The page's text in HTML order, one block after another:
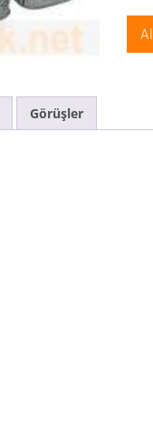
Tip
3
V.
Görüşler